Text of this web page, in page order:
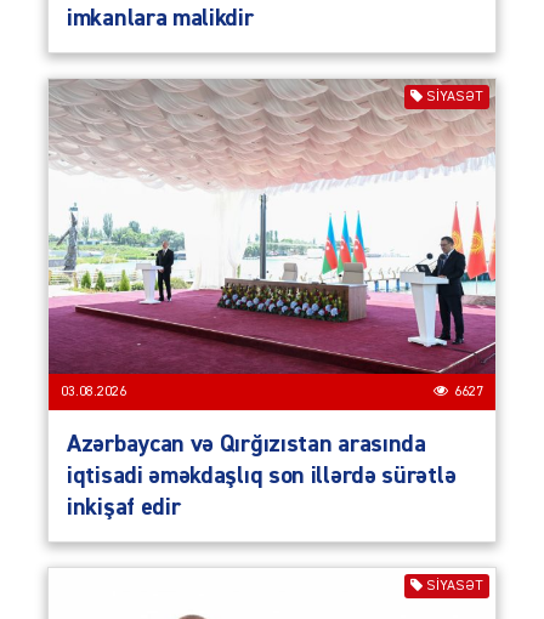
imkanlara malikdir
SIYASƏT
03.08.2026 6627
Azərbaycan və Qırğızıstan arasında
iqtisadi əməkdaşlıq son illərdə sürətlə
inkişaf edir
SIYASƏT